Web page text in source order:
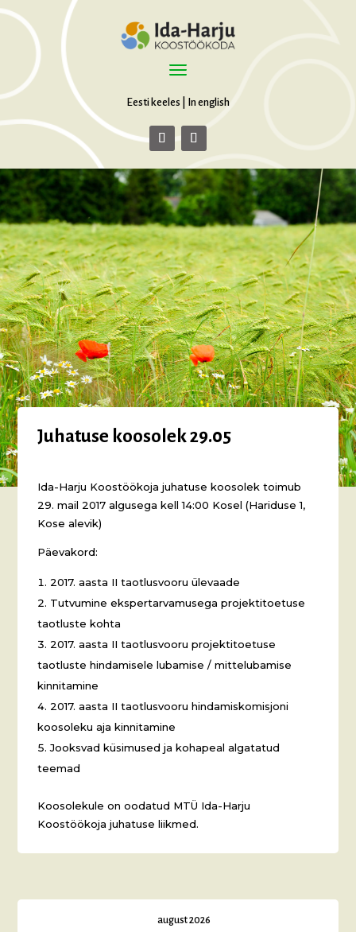
Eesti keeles In english
Juhatuse koosolek 29.05
Ida-Harju Koostöökoja juhatuse koosolek toimub
29. mail 2017 algusega kell 14:00 Kosel (Hariduse 1,
Kose alevik)
Päevakord:
2017. aasta II taotlusvooru ülevaade
Tutvumine ekspertarvamusega projektitoetuse
taotluste kohta
2017. aasta II taotlusvooru projektitoetuse
taotluste hindamisele lubamise / mittelubamise
kinnitamine
2017. aasta II taotlusvooru hindamiskomisjoni
koosoleku aja kinnitamine
Jooksvad küsimused ja kohapeal algatatud
teemad
Koosolekule on oodatud MTÜ Ida-Harju
Koostöökoja juhatuse liikmed.
august 2026